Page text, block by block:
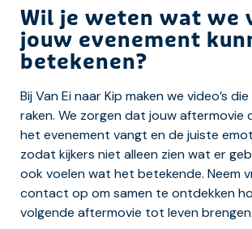
Wil je weten wat we
jouw evenement
betekenen?
Bij Van Ei naar Kip maken we video’s
raken. We zorgen dat jouw aftermovie
het evenement vangt en de juiste
zodat kijkers niet alleen zien wat er
ook voelen wat het betekende. Neem
contact op om samen te ontdekken
volgende aftermovie tot leven brengen.